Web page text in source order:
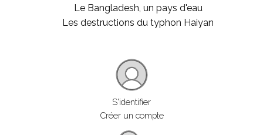
Le Bangladesh, un pays d'eau
Les destructions du typhon Haiyan
S'identifier
Créer un compte